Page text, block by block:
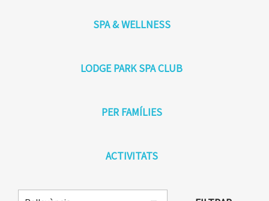
SPA & WELLNESS
LODGE PARK SPA CLUB
PER FAMÍLIES
ACTIVITATS